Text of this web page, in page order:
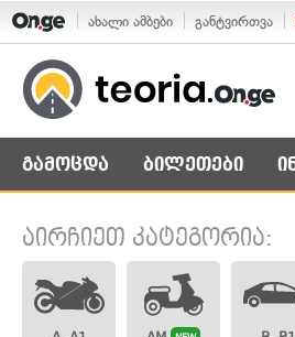
ახალი ამბები განტვირთვა
გამოცდა ბილეთები
აირჩიეთ კატეგორია: